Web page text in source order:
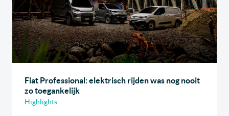
Fiat Professional: elektrisch rijden was nog nooit
zo toegankelijk
Highlights